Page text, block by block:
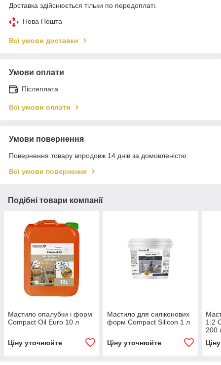
Доставка здійснюється тільки по передоплаті.
Нова Пошта
Всі умови доставки
Умови оплати
Післяплата
Всі умови оплати
Умови повернення
Повернення товару впродовж 14 днів за домовленістю
Всі умови повернення
Подібні товари компанії
Мастило опалубки і форм
Compact Oil Euro 10 л
Ціну уточнюйте
Мастило для силіконових
форм Compact Silicon 1 л
Ціну уточнюйте
1:2
200